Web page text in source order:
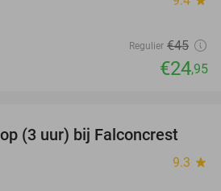
Regulier €45
€24,95
62%
(3 uur) bij Falconcrest
9.3 star